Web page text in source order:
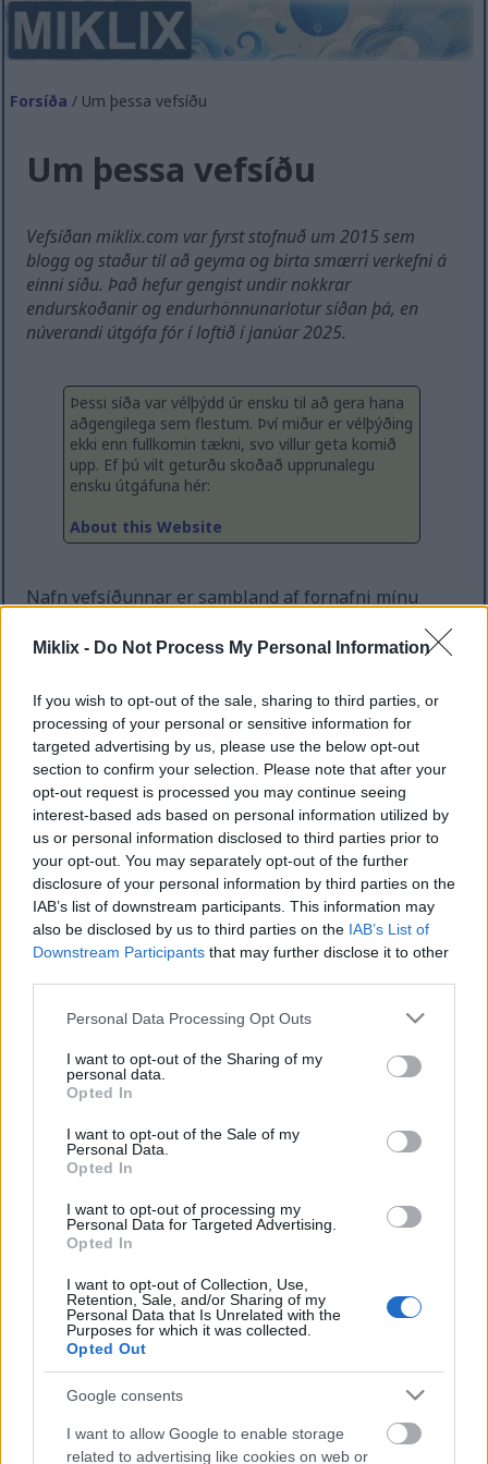
Miklix - Do Not Process My Personal Information
If you wish to opt-out of the sale, sharing to third parties, or
processing of your personal or sensitive information for
targeted advertising by us, please use the below opt-out
section to confirm your selection. Please note that after your
opt-out request is processed you may continue seeing
interest-based ads based on personal information utilized by
us or personal information disclosed to third parties prior to
your opt-out. You may separately opt-out of the further
disclosure of your personal information by third parties on the
IAB’s list of downstream participants. This information may
also be disclosed by us to third parties on the IAB’s List of
Downstream Participants that may further disclose it to other
Please note that this website/app uses one or more Google
not limited to your visit or usage behaviour. You may click to
grant or deny consent to Google and its third-party tags to
use your data for below specified purposes in below Google
consent section.
Personal Data Processing Opt Outs
I want to opt-out of the Sharing of my
personal data.
Opted In
I want to opt-out of the Sale of my
Personal Data.
Opted In
I want to opt-out of processing my
Personal Data for Targeted Advertising.
Opted In
I want to opt-out of Collection, Use,
Retention, Sale, and/or Sharing of my
Personal Data that Is Unrelated with the
Purposes for which it was collected.
Opted Out
Google consents
I want to allow Google to enable storage
related to advertising like cookies on web or
Forsíða / Um þessa vefsíðu
Um þessa vefsíðu
Vefsíðan miklix.com var fyrst stofnuð um 2015 sem
blogg og staður til að geyma og birta smærri verkefni á
einni síðu. Það hefur gengist undir nokkrar
endurskoðanir og endurhönnunarlotur síðan þá, en
núverandi útgáfa fór í loftið í janúar 2025.
Þessi síða var vélþýdd úr ensku til að gera hana
aðgengilega sem flestum. Því miður er vélþýðing
ekki enn fullkomin tækni, svo villur geta komið
upp. Ef þú vilt geturðu skoðað upprunalegu
ensku útgáfuna hér:
About this Website
Nafn vefsíðunnar er sambland af fornafni mínu
læsileika texta, svo það virtist viðeigandi fyrir blogg.
læsileika neins hér, ;-)
Vefsíðan var stofnuð í kringum 2015 sem blogg og
staður fyrir mig til að geyma og birta smærri einnar
blaðsíðu verkefnin mín án þess að þurfa að þræta
og búa til sérstaka vefsíðu fyrir hvert þeirra. Það
hefur gengið í gegnum nokkrar endurskoðanir og
endurhönnun - og það hefur meira að segja verið
ótengt í töluverðan tíma vegna gríðarlegrar
vélbúnaðarbilunar á leigða netþjóninum sem það
keyrir á á mjög óheppilegum tíma, þar sem ég hafði
einfaldlega ekki tíma til að koma því í gang á nýjum
Núverandi útgáfa fór í loftið í janúar 2025 eftir að
ég kom henni í gang á nýjum netþjóni. Það keyrir á
nokkuð venjulegum LEMP stafla og er nálægt
Ég hef áhuga á fjölbreyttu efni og eftir því sem tími
gefst finnst mér gaman að skoða og blogga um þau
öll, svo þú ættir ekki að búast við sameiginlegu
þema á allri síðunni ;-) Ég vonast líka til að birta
efni eftir aðra rithöfunda fyrir enn meiri fjölbreytni,